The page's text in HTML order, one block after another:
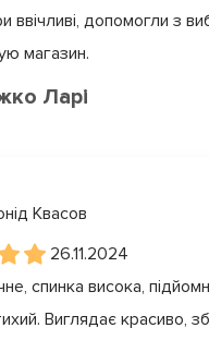
ввічливі, допомогли з
магазин.
Ларі
Квасов
26.11.2024
спинка висока,
Виглядає красиво,